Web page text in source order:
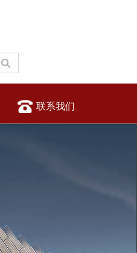
联系我们